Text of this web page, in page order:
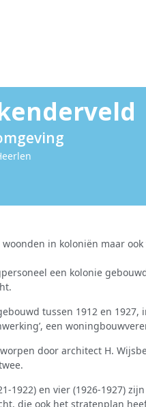
in koloniën maar
een kolonie
tussen 1912 en
een
door architect H.
1922) en vier (1926-1927)
die ook het stratenplan